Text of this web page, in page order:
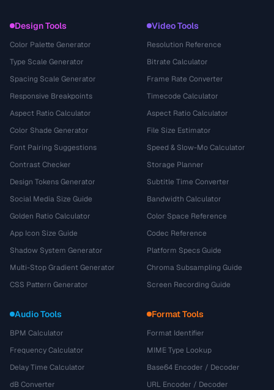
Design Tools
Color Palette Generator
Type Scale Generator
Spacing Scale Generator
Responsive Breakpoints
Aspect Ratio Calculator
Color Shade Generator
Font Pairing Suggestions
Contrast Checker
Design Tokens Generator
Social Media Size Guide
Golden Ratio Calculator
App Icon Size Guide
Shadow System Generator
Multi-Stop Gradient Generator
CSS Pattern Generator
Video Tools
Resolution Reference
Bitrate Calculator
Frame Rate Converter
Timecode Calculator
Aspect Ratio Calculator
File Size Estimator
Speed & Slow-Mo Calculator
Storage Planner
Subtitle Time Converter
Bandwidth Calculator
Color Space Reference
Codec Reference
Platform Specs Guide
Chroma Subsampling Guide
Screen Recording Guide
Audio Tools
BPM Calculator
Frequency Calculator
Delay Time Calculator
dB Converter
Format Tools
Format Identifier
MIME Type Lookup
Base64 Encoder / Decoder
URL Encoder / Decoder